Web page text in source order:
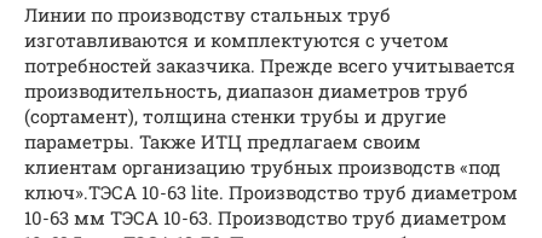
Линии по производству стальных труб
изготавливаются и комплектуются с учетом
потребностей заказчика. Прежде всего учитывается
производительность, диапазон диаметров труб
(сортамент), толщина стенки трубы и другие
параметры. Также ИТЦ предлагаем своим
клиентам организацию трубных производств «под
ключ».ТЭСА 10-63 lite. Производство труб диаметром
10-63 мм TЭСА 10-63. Производство труб диаметром